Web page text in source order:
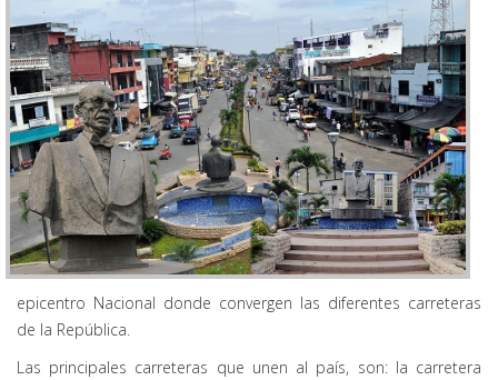
epicentro Nacional donde convergen las diferentes carreteras
de la República.
Las principales carreteras que unen al país, son: la carretera